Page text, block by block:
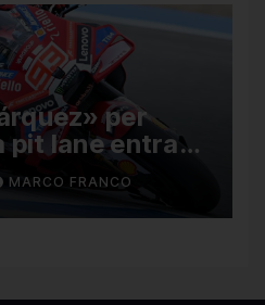
per
pit lane entra
far parte del
MotoGP
MARCO FRANCO